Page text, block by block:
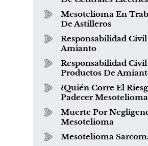
Mesotelioma En
De Astilleros
Responsabilidad
Amianto
Responsabilidad
Productos De
¿Quién Corre El
Padecer
Muerte Por
Mesotelioma
Mesotelioma